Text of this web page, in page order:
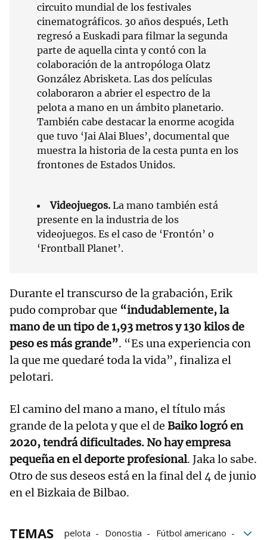
circuito mundial de los festivales
cinematográficos. 30 años después, Leth
regresó a Euskadi para filmar la segunda
parte de aquella cinta y contó con la
colaboración de la antropóloga Olatz
González Abrisketa. Las dos películas
colaboraron a abrier el espectro de la
pelota a mano en un ámbito planetario.
También cabe destacar la enorme acogida
que tuvo ‘Jai Alai Blues’, documental que
muestra la historia de la cesta punta en los
frontones de Estados Unidos.
Videojuegos. La mano también está
presente en la industria de los
videojuegos. Es el caso de ‘Frontón’ o
‘Frontball Planet’.
Durante el transcurso de la grabación, Erik
pudo comprobar que “indudablemente, la
mano de un tipo de 1,93 metros y 130 kilos de
peso es más grande”. “Es una experiencia con
la que me quedaré toda la vida”, finaliza el
pelotari.
El camino del mano a mano, el título más
grande de la pelota y que el de Baiko logró en
2020, tendrá dificultades. No hay empresa
pequeña en el deporte profesional. Jaka lo sabe.
Otro de sus deseos está en la final del 4 de junio
en el Bizkaia de Bilbao.
TEMAS pelota Donostia Fútbol americano